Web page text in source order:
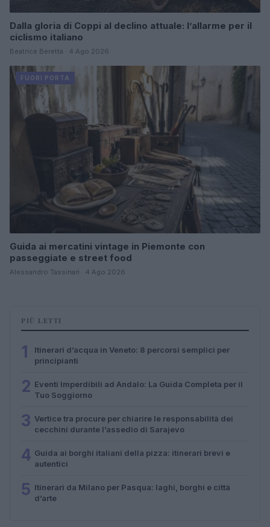
Dalla gloria di Coppi al declino attuale: l’allarme per il
ciclismo italiano
Beatrice Beretta · 4 Ago 2026
FUORI PORTA
Guida ai mercatini vintage in Piemonte con
passeggiate e street food
Alessandro Tassinari · 4 Ago 2026
PIÙ LETTI
1
Itinerari d’acqua in Veneto: 8 percorsi semplici per
principianti
2 Eventi Imperdibili ad Andalo: La Guida Completa per il
Tuo Soggiorno
3 Vertice tra procure per chiarire le responsabilità dei
cecchini durante l’assedio di Sarajevo
4 Guida ai borghi italiani della pizza: itinerari brevi e
autentici
5 Itinerari da Milano per Pasqua: laghi, borghi e città
d’arte